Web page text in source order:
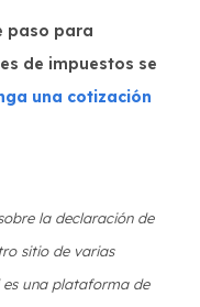
paso para
de impuestos se
una cotización
la declaración de
sitio de varias
una plataforma de